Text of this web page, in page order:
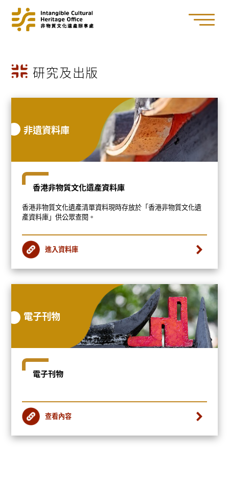
研究及出版
非遺資料庫
進入資料庫
香港非物質文化遺產資料庫
香港非物質文化遺產清單資料現時存放於「香港非物質文化遺
產資料庫」供公眾查閱。
電子刊物
查看內容
電子刊物